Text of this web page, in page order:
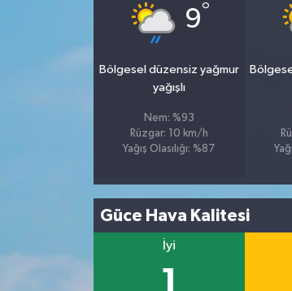
9°
Bölgesel düzensiz yağmur
yağışlı
Nem: %93
Rüzgar: 10 km/h
Yağış Olasılığı: %87
Güce Hava Kalitesi
İyi
1